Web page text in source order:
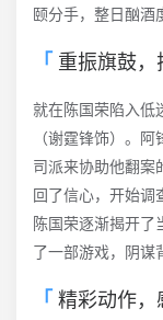
颐分手，整日酗酒
重振旗鼓，
就在陈国荣陷入低
（谢霆锋饰）。
司派来协助他翻案
回了信心，开始调
陈国荣逐渐揭开了
了一部游戏，阴谋
精彩动作，